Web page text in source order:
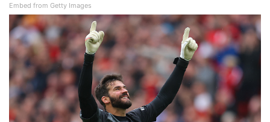
Embed from Getty Images